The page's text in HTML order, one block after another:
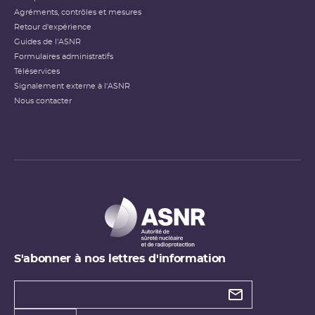
Agréments, contrôles et mesures
Retour d'expérience
Guides de l'ASNR
Formulaires administratifs
Téléservices
Signalement externe à l'ASNR
Nous contacter
S'abonner à nos lettres d'information
Types de